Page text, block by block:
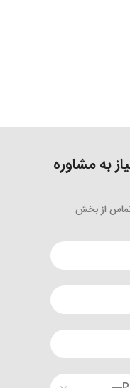
به مشاوره
تماس از بخش